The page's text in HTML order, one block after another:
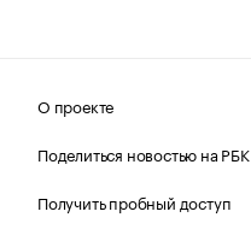
О проекте
Поделиться новостью на РБК
Получить пробный доступ